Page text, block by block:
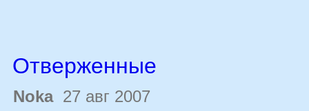
Отверженные
Noka27 авг 2007